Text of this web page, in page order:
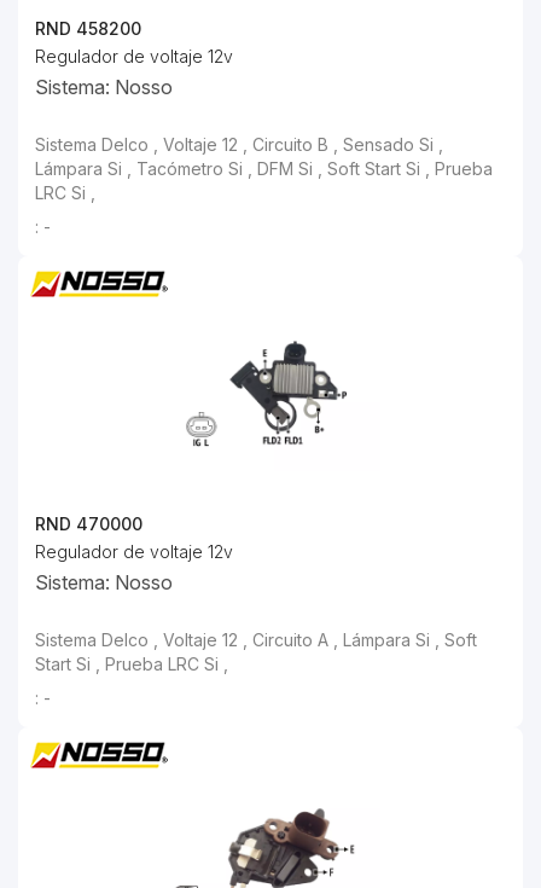
RND 458200
Regulador de voltaje 12v
Sistema: Nosso
: -
RND 470000
Regulador de voltaje 12v
Sistema: Nosso
: -